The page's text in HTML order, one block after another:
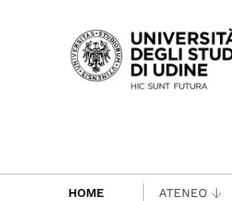
Passa al contenuto
HOME ATENEO